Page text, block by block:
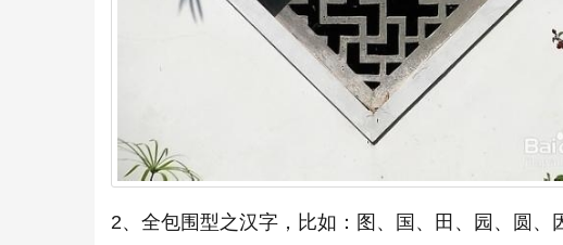
2、全包围型之汉字，比如：图、国、田、园、圆